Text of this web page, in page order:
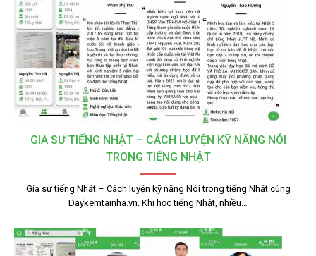
GIA SƯ TIẾNG NHẬT – CÁCH LUYỆN KỸ NĂNG NÓI
TRONG TIẾNG NHẬT
Gia sư tiếng Nhật – Cách luyện kỹ năng Nói trong tiếng Nhật cùng
Daykemtainha.vn. Khi học tiếng Nhật, nhiều…